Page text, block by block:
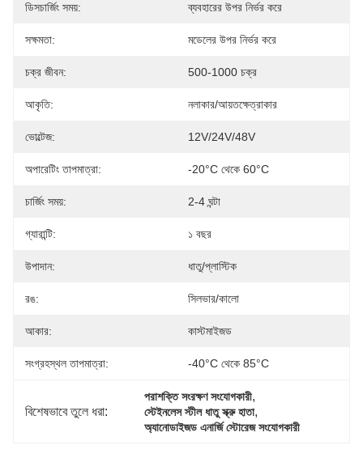
ডিসচার্জিং সময়: ব্যবহারের উপর নির্ভর করে
সক্ষমতা: মডেলের উপর নির্ভর করে
চক্র জীবন: 500-1000 চক্র
আকৃতি: নলাকার/আয়তক্ষেত্রাকার
ভোল্টেজ: 12V/24V/48V
অপারেটিং তাপমাত্রা: -20°C থেকে 60°C
চার্জিং সময়: 2-4 ঘন্টা
গ্যারান্টি: ১ বছর
উপাদান: ধাতু/প্লাস্টিক
রঙ: সিলভার/কালো
আকার: কাস্টমাইজড
সংগ্রহস্থল তাপমাত্রা: -40°C থেকে 85°C
বিশেষভাবে তুলে ধরা:
পরাশক্তি সংরক্ষণ সংযোগকারী,
স্টেইনলেস স্টীল ধাতু স্ক্রু হাতা,
অ্যানোডাইজড এনার্জি স্টোরেজ সংযোগকারী